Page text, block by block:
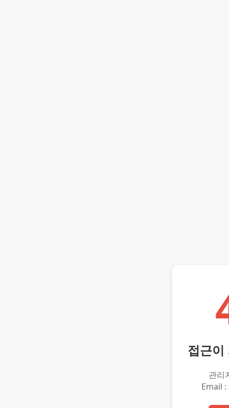
접근이
관리
Email